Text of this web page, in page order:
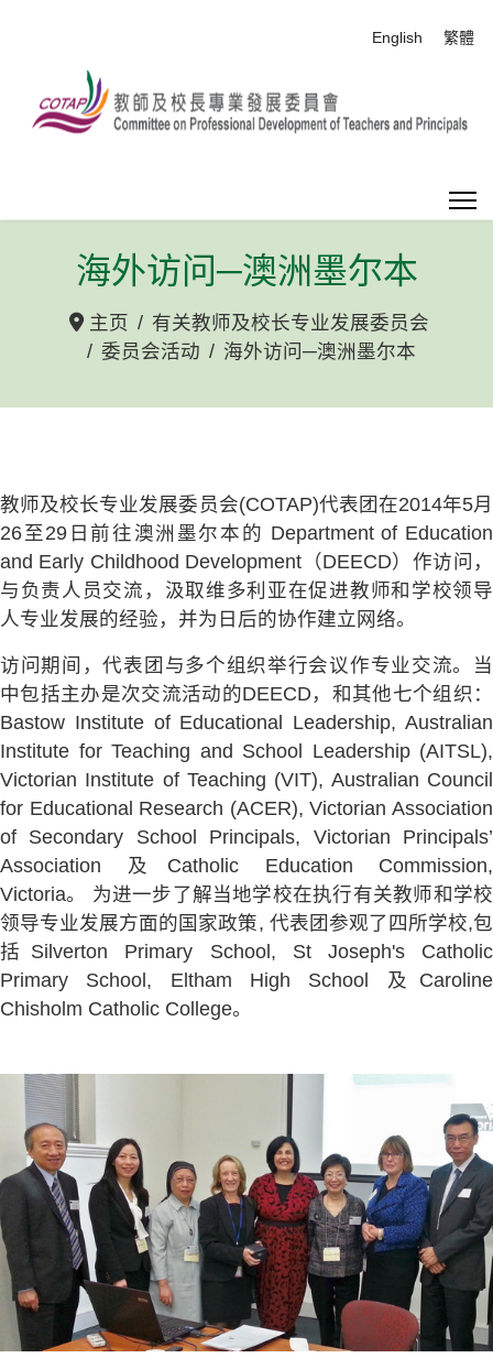
选择你的语音
English 繁體
海外访问─澳洲墨尔本
主页
有关教师及校长专业发展委员会
委员会活动
海外访问─澳洲墨尔本
教师及校长专业发展委员会(COTAP)代表团在2014年5月
26至29日前往澳洲墨尔本的 Department of Education
and Early Childhood Development（DEECD）作访问，
与负责人员交流，汲取维多利亚在促进教师和学校领导
人专业发展的经验，并为日后的协作建立网络。
访问期间，代表团与多个组织举行会议作专业交流。当
中包括主办是次交流活动的DEECD，和其他七个组织：
Bastow Institute of Educational Leadership, Australian
Institute for Teaching and School Leadership (AITSL),
Victorian Institute of Teaching (VIT), Australian Council
for Educational Research (ACER), Victorian Association
of Secondary School Principals, Victorian Principals’
Association 及Catholic Education Commission,
Victoria。 为进一步了解当地学校在执行有关教师和学校
领导专业发展方面的国家政策, 代表团参观了四所学校,包
括Silverton Primary School, St Joseph's Catholic
Primary School, Eltham High School 及Caroline
Chisholm Catholic College。